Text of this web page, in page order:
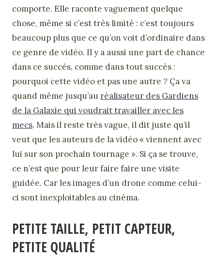
comporte. Elle raconte vaguement quelque
chose, même si c’est très limité : c’est toujours
beaucoup plus que ce qu’on voit d’ordinaire dans
ce genre de vidéo. Il y a aussi une part de chance
dans ce succès, comme dans tout succès :
pourquoi cette vidéo et pas une autre ? Ça va
quand même jusqu’au réalisateur des Gardiens
de la Galaxie qui voudrait travailler avec les
mecs. Mais il reste très vague, il dit juste qu’il
veut que les auteurs de la vidéo « viennent avec
lui sur son prochain tournage ». Si ça se trouve,
ce n’est que pour leur faire faire une visite
guidée. Car les images d’un drone comme celui-
ci sont inexploitables au cinéma.
PETITE TAILLE, PETIT CAPTEUR,
PETITE QUALITÉ